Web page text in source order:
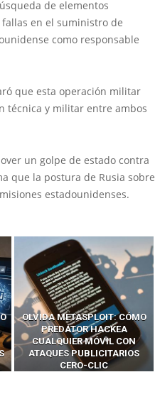
de elementos
en el suministro de
como responsable
que esta operación militar
técnica y militar entre ambos
un golpe de estado contra
que la postura de Rusia sobre
estadounidenses.
OLVIDA METASPLOIT: CÓMO
PREDATOR HACKEA
CUALQUIER MÓVIL CON
ATAQUES PUBLICITARIOS
CERO-CLIC